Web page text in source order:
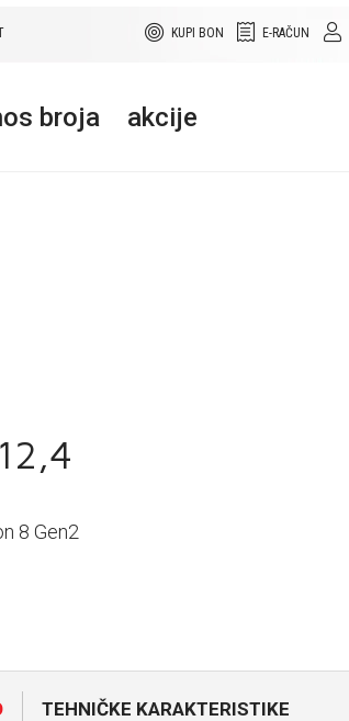
E-RAČUN
KUPI BON
broja akcije
8 Gen2
TEHNIČKE KARAKTERISTIKE